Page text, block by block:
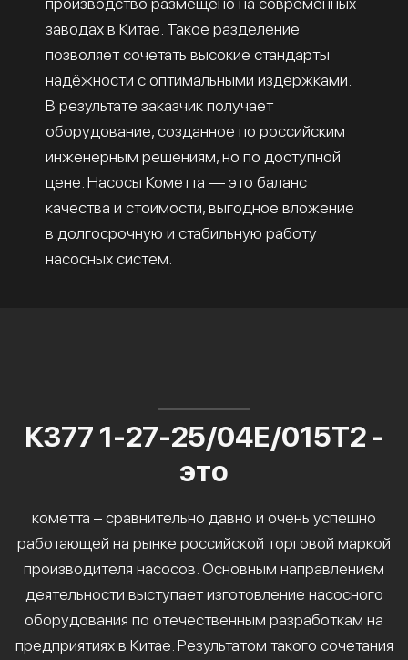
заводах в Китае. Такое разделение
позволяет сочетать высокие стандарты
надёжности с оптимальными издержками.
В результате заказчик получает
оборудование, созданное по российским
инженерным решениям, но по доступной
цене. Насосы Кометта — это баланс
качества и стоимости, выгодное вложение
в долгосрочную и стабильную работу
насосных систем.
К377 1-27-25/04Е/015Т2 -
это
кометта – сравнительно давно и очень успешно
работающей на рынке российской торговой маркой
производителя насосов. Основным направлением
деятельности выступает изготовление насосного
оборудования по отечественным разработкам на
предприятиях в Китае. Результатом такого сочетания